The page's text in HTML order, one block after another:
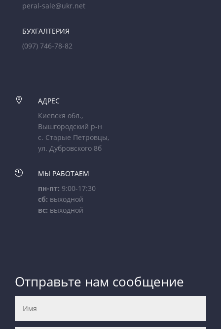
peral-sale@ukr.net
БУХГАЛТЕРИЯ
(097) 746-78-82

АДРЕС
Киевскя обл.,
Вышгородский р-н
с. Старые Петровцы,
ул. Дубровского 8б

МЫ РАБОТАЕМ
пн-пт: 9:00-17:30
сб: выходной
вс: выходной
Отправьте нам сообщение